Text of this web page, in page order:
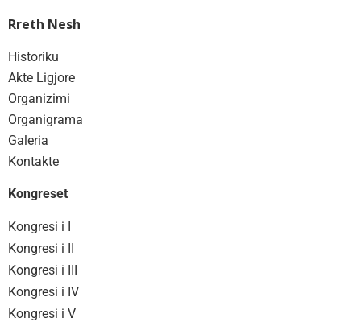
Rreth Nesh
Historiku
Akte Ligjore
Organizimi
Organigrama
Galeria
Kontakte
Kongreset
Kongresi i I
Kongresi i II
Kongresi i III
Kongresi i IV
Kongresi i V